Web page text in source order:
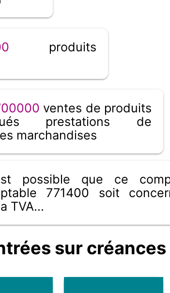
produits
ventes de produits
prestations de
marchandises
possible que ce
771400 soit
TVA...
sur